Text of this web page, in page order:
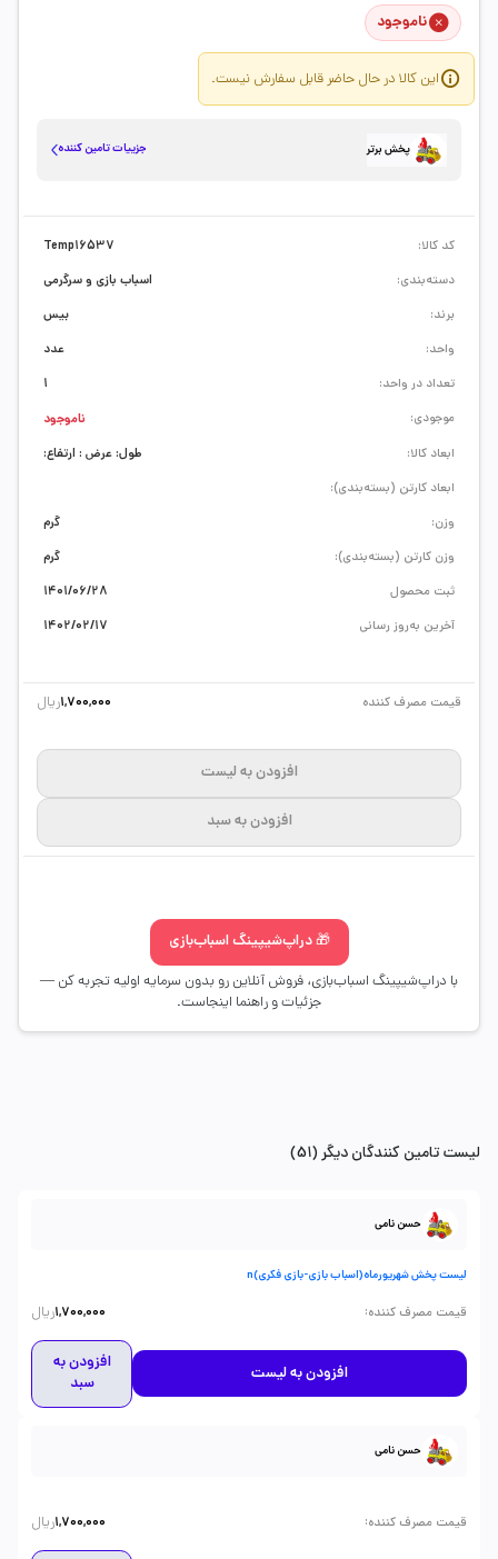
ناموجود
این کالا در حال حاضر قابل سفارش نیست.
پخش برتر جزییات تامین کننده
ابعاد کالا:
طول: عرض : ارتفاع:
ابعاد کارتن (بسته‌بندی):
وزن:
گرم
وزن کارتن (بسته‌بندی):
گرم
ثبت محصول
1401/06/28
آخرین به‌روز رسانی
1402/02/17
کد کالا:
Temp16537
دسته‌بندی:
اسباب بازی و سرگرمی
برند:
بیس
واحد:
عدد
تعداد در واحد:
1
موجودی:
ناموجود
قیمت مصرف کننده 1,700,000ریال
افزودن به لیست
افزودن به سبد
🎁 دراپ‌شیپینگ اسباب‌بازی
با دراپ‌شیپینگ اسباب‌بازی، فروش آنلاین رو بدون سرمایه اولیه تجربه کن —
جزئیات و راهنما اینجاست.
لیست تامین کنندگان دیگر (51)
حسن نامی
لیست پخش شهریورماه(اسباب بازی-بازی فکری)n
قیمت مصرف کننده:
1,700,000ریال
افزودن به لیست
افزودن به
سبد
حسن نامی
قیمت مصرف کننده:
1,700,000ریال